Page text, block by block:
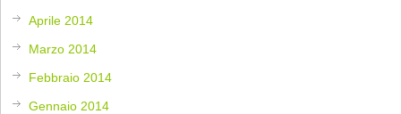
Aprile 2014
Marzo 2014
Febbraio 2014
Gennaio 2014